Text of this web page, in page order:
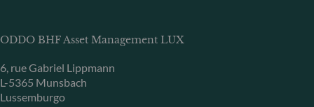
ODDO BHF Asset Management LUX
6, rue Gabriel Lippmann
L-5365 Munsbach
Lussemburgo